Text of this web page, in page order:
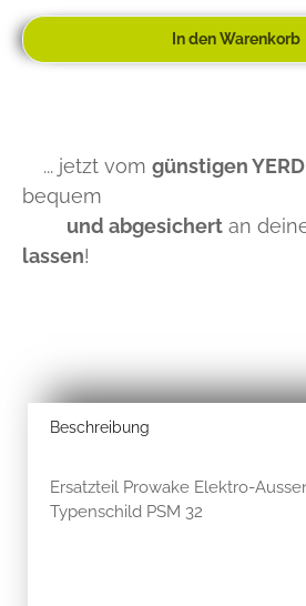
In den Warenkorb
... jetzt vom günstigen
bequem
und abgesichert an
lassen!
Beschreibung
Ersatzteil Prowake Elektro-
Typenschild PSM 32